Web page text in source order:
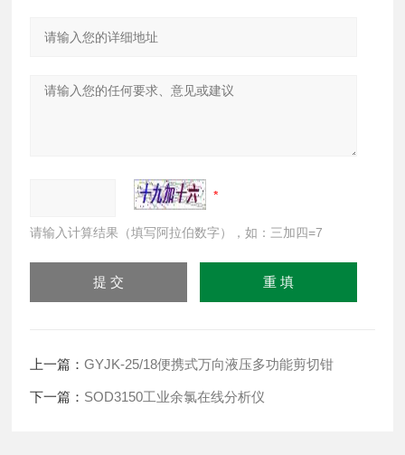
请输入计算结果（填写阿拉伯数字），如：三加四=7
上一篇：GYJK-25/18便携式万向液压多功能剪切钳
下一篇： SOD3150工业余氯在线分析仪